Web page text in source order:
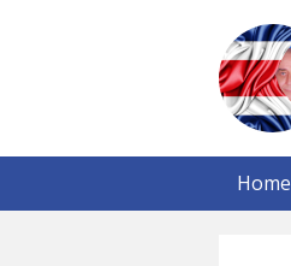
Home